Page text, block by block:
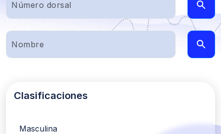
Clasificaciones
Masculina